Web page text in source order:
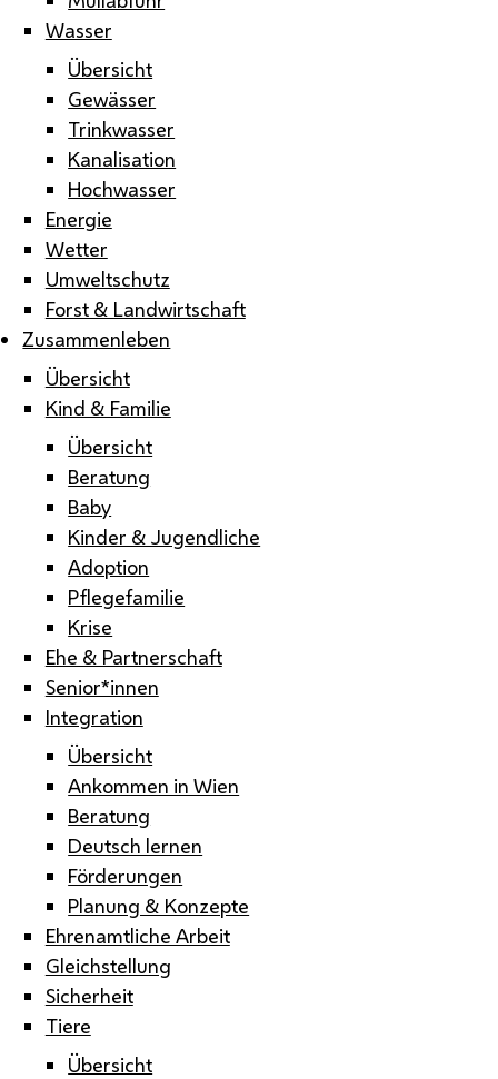
Wasser
Übersicht
Gewässer
Trinkwasser
Kanalisation
Hochwasser
Energie
Wetter
Umweltschutz
Forst & Landwirtschaft
Zusammenleben
Übersicht
Kind & Familie
Übersicht
Beratung
Baby
Kinder & Jugendliche
Adoption
Pflegefamilie
Krise
Ehe & Partnerschaft
Senior*innen
Integration
Übersicht
Ankommen in Wien
Beratung
Deutsch lernen
Förderungen
Planung & Konzepte
Ehrenamtliche Arbeit
Gleichstellung
Sicherheit
Tiere
Übersicht